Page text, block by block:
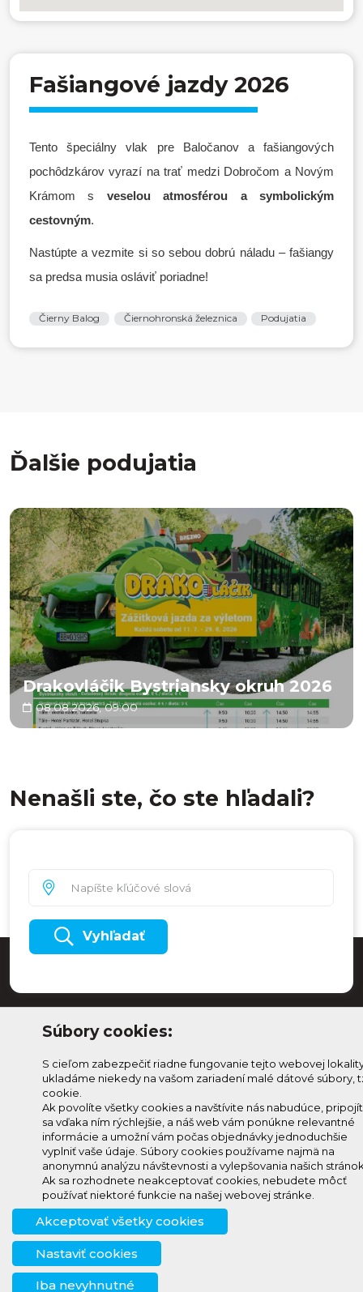
Fašiangové jazdy 2026
Tento špeciálny vlak pre Baločanov a fašiangových
pochôdzkárov vyrazí na trať medzi Dobročom a Novým
Krámom s veselou atmosférou a symbolickým
cestovným.
Nastúpte a vezmite si so sebou dobrú náladu – fašiangy
sa predsa musia osláviť poriadne!
Čierny Balog Čiernohronská železnica Podujatia
Ďalšie podujatia
Drakovláčik Bystriansky okruh 2026
08.08.2026, 09:00
Nenašli ste, čo ste hľadali?
Vyhľadať
info@knh.sk
+421 903
294 997
Prihlásenie
Zmeniť
nastavenie
cookies
Odoberaj Kam na
Horehroní
Prihlás sa na odber a
dostávaj novinky ako prvý
Súbory cookies:
S cieľom zabezpečiť riadne fungovanie tejto webovej
ukladáme niekedy na vašom zariadení malé dátové súbory,
cookie.
Ak povolíte všetky cookies a navštívite nás nabudúce,
sa vďaka ním rýchlejšie, a náš web vám ponúkne relevantné
informácie a umožní vám počas objednávky jednoduchšie
vyplniť vaše údaje. Súbory cookies používame najmä na
anonymnú analýzu návštevnosti a vylepšovania našich
Ak sa rozhodnete neakceptovať cookies, nebudete môcť
používať niektoré funkcie na našej webovej stránke.
Akceptovať všetky cookies
Nastaviť cookies
Iba nevyhnutné